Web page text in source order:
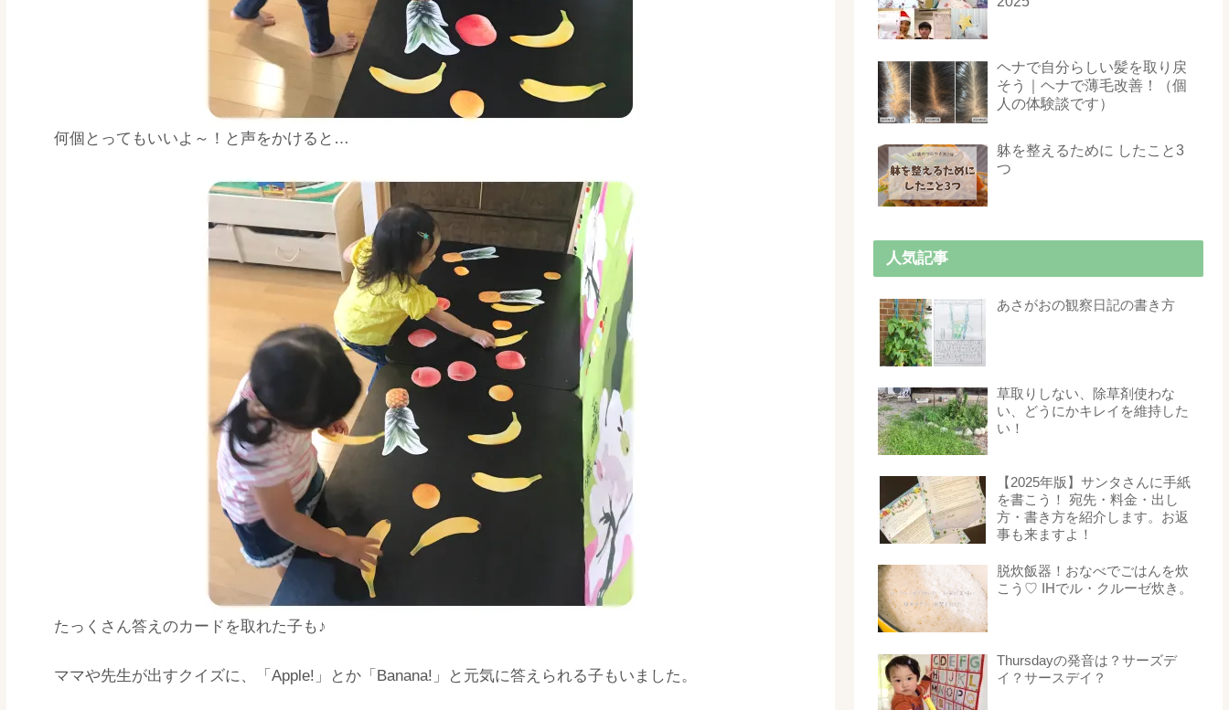
何個とってもいいよ～！と声をかけると…
たっくさん答えのカードを取れた子も♪
ママや先生が出すクイズに、「Apple!」とか「Banana!」と元気に答えられる子もいました。
ヘナで自分らしい髪を取り戻
そう｜ヘナで薄毛改善！（個
人の体験談です）
躰を整えるために したこと3
つ
人気記事
あさがおの観察日記の書き方
草取りしない、除草剤使わな
い、どうにかキレイを維持した
い！
【2025年版】サンタさんに手紙
を書こう！ 宛先・料金・出し
方・書き方を紹介します。お返
事も来ますよ！
脱炊飯器！おなべでごはんを炊
こう♡ IHでル・クルーゼ炊き。
Thursdayの発音は？サーズデ
イ？サースデイ？